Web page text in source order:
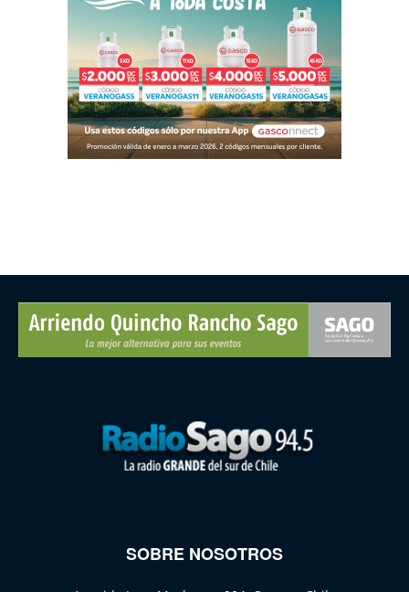
SOBRE NOSOTROS